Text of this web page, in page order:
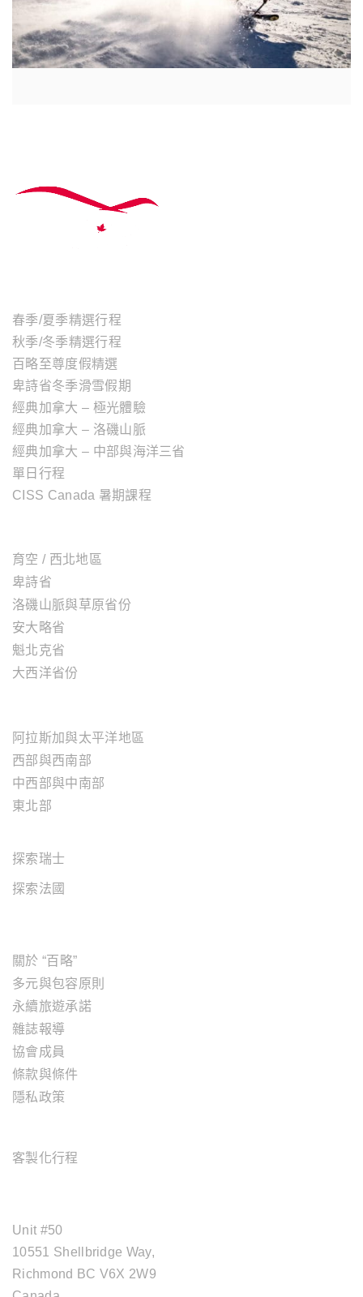
春季/夏季精選行程
秋季/冬季精選行程
百略至尊度假精選
卑詩省冬季滑雪假期
經典加拿大 – 極光體驗
經典加拿大 – 洛磯山脈
經典加拿大 – 中部與海洋三省
單日行程
CISS Canada 暑期課程
育空 / 西北地區
卑詩省
洛磯山脈與草原省份
安大略省
魁北克省
大西洋省份
阿拉斯加與太平洋地區
西部與西南部
中西部與中南部
東北部
探索瑞士
探索法國
關於 “百略”
多元與包容原則
永續旅遊承諾
雜誌報導
協會成員
條款與條件
隱私政策
客製化行程
Unit #50
10551 Shellbridge Way,
Richmond BC V6X 2W9